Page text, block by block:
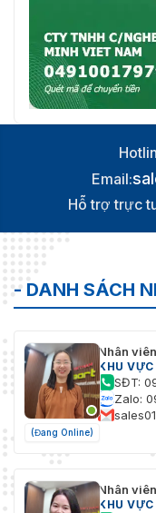
Email:
Hỗ trợ trực
- DANH SÁCH
(Đang Online)
Nhân
KHU
SĐT:
Zalo:
Nhân
KHU